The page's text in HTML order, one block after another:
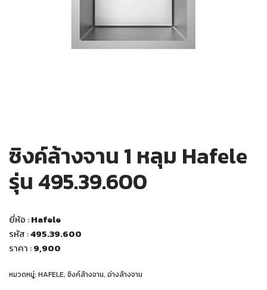
ซิงค์ล้างจาน 1 หลุม Hafele
รุ่น 495.39.600
ยี่ห้อ :Hafele
รหัส :495.39.600
ราคา :9,900
หมวดหมู่: HAFELE, ซิงค์ล้างจาน, อ่างล้างจาน